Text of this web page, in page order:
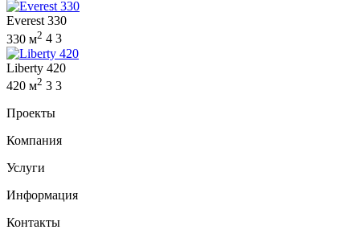
Everest 330
330 м2 4 3
Liberty 420
420 м2 3 3
Проекты
Компания
Услуги
Информация
Контакты